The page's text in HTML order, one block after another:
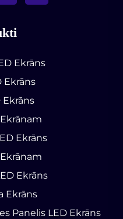
Ekrāns
Ekrāns
Ekrāns
Ekrāns
Ekrāns
Ekrāns
Panelis LED Ekrāns